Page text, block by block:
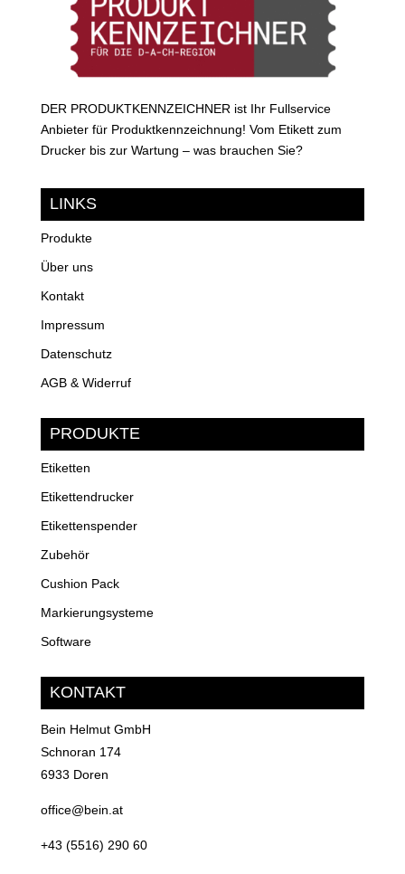
DER PRODUKTKENNZEICHNER ist Ihr Fullservice
Anbieter für Produktkennzeichnung! Vom Etikett zum
Drucker bis zur Wartung – was brauchen Sie?
LINKS
Produkte
Über uns
Kontakt
Impressum
Datenschutz
AGB & Widerruf
PRODUKTE
Etiketten
Etikettendrucker
Etikettenspender
Zubehör
Cushion Pack
Markierungsysteme
Software
KONTAKT
Bein Helmut GmbH
Schnoran 174
6933 Doren
office@bein.at
+43 (5516) 290 60